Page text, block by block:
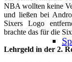
NBA wollten keine
und ließen bei
Sixers Logo
brachte das für die
Lehrgeld in der 2.